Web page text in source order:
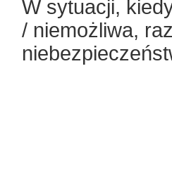
W sytuacji,
/ niemożliwa,